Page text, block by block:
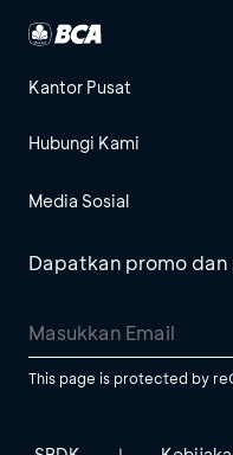
Kantor Pusat
Hubungi Kami
Media Sosial
Dapatkan promo
This page is protected by